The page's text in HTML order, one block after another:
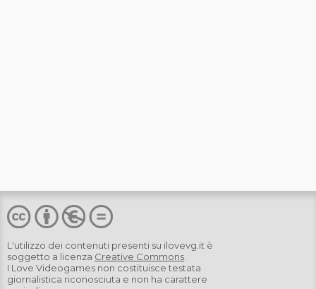
L'utilizzo dei contenuti presenti su ilovevg.it è
soggetto a licenza Creative Commons.
I Love Videogames non costituisce testata
giornalistica riconosciuta e non ha carattere